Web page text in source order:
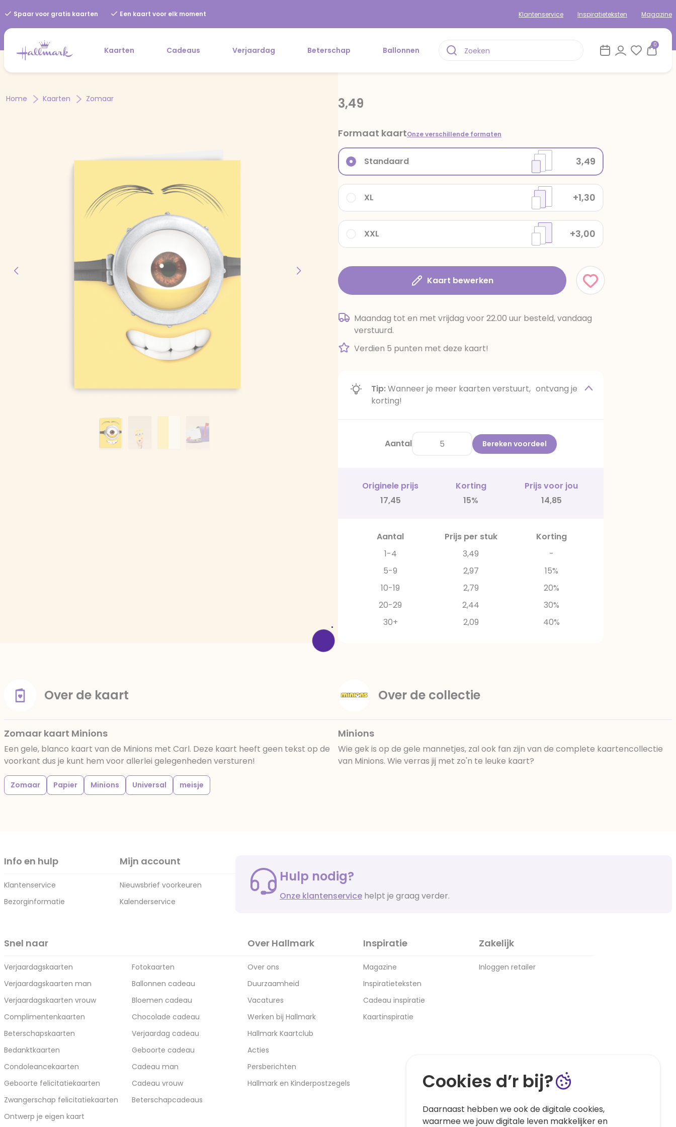
Spaar voor gratis kaarten Een kaart voor elk moment Klantenservice Inspiratieteksten Magazine
Kaarten Cadeaus Verjaardag Beterschap Ballonnen
0
Home Kaarten Zomaar 3,49
Formaat kaartOnze verschillende formaten
XXL +3,00
XL +1,30
Standaard 3,49
Kaart bewerken
Maandag tot en met vrijdag voor 22.00 uur besteld, vandaag
verstuurd.
Verdien 5 punten met deze kaart!
Tip:Wanneer je meer kaarten verstuurt, ontvang je
korting!
Aantal Bereken voordeel
Originele prijs Korting
Prijs voor jou
17,45
15% 14,85
Aantal Prijs per stuk
Korting
1-4
3,49
-
5-9
2,97
15%
10-19
2,79
20%
20-29
2,44
30%
30+
2,09 40%
Over de kaart
Zomaar kaart Minions
Een gele, blanco kaart van de Minions met Carl. Deze kaart heeft geen tekst op de
voorkant dus je kunt hem voor allerlei gelegenheden versturen!
Zomaar Papier Minions Universal meisje
Over de collectie
Minions
Wie gek is op de gele mannetjes, zal ook fan zijn van de complete kaartencollectie
van Minions. Wie verras jij met zo'n te leuke kaart?
Info en hulp
Klantenservice
Bezorginformatie
Mijn account
Nieuwsbrief voorkeuren
Kalenderservice
Hulp nodig?
Onze klantenservice helpt je graag verder.
Snel naar
Verjaardagskaarten
Verjaardagskaarten man
Verjaardagskaarten vrouw
Complimentenkaarten
Beterschapskaarten
Bedanktkaarten
Condoleancekaarten
Geboorte felicitatiekaarten
Zwangerschap felicitatiekaarten
Ontwerp je eigen kaart
Fotokaarten
Ballonnen cadeau
Bloemen cadeau
Chocolade cadeau
Verjaardag cadeau
Geboorte cadeau
Cadeau man
Cadeau vrouw
Beterschapcadeaus
Over Hallmark
Over ons
Duurzaamheid
Vacatures
Werken bij Hallmark
Hallmark Kaartclub
Acties
Persberichten
Hallmark en Kinderpostzegels
Inspiratie
Magazine
Inspiratieteksten
Cadeau inspiratie
Kaartinspiratie
Zakelijk
Inloggen retailer
Cookies d’r bij?
Daarnaast hebben we ook de digitale cookies,
waarmee we jouw digitale leven makkelijker en